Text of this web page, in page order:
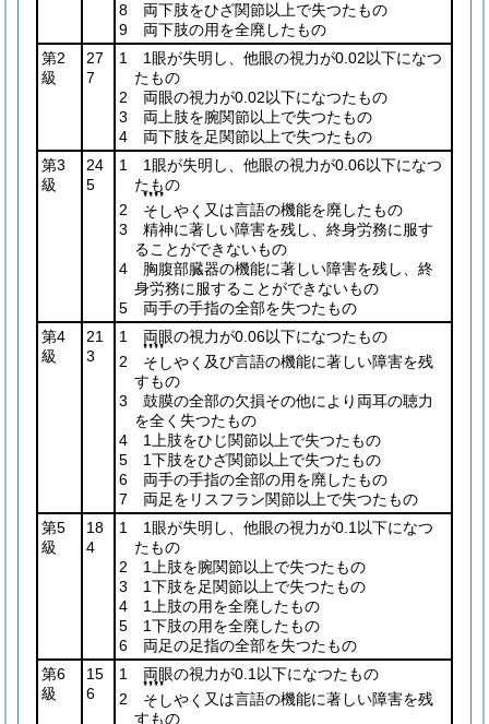
8 両下肢をひざ関節以上で失つたもの
9 両下肢の用を全廃したもの
第2
級
27
7
1 1眼が失明し、他眼の視力が0.02以下になつ
たもの
2 両眼の視力が0.02以下になつたもの
3 両上肢を腕関節以上で失つたもの
4 両下肢を足関節以上で失つたもの
第3
級
24
5
1 1眼が失明し、他眼の視力が0.06以下になつ
たもの
2 そしやく
❜❜❜❜
又は言語の機能を廃したもの
3 精神に著しい障害を残し、終身労務に服す
ることができないもの
4 胸腹部臓器の機能に著しい障害を残し、終
身労務に服することができないもの
5 両手の手指の全部を失つたもの
第4
級
21
3
1 両眼の視力が0.06以下になつたもの
2 そしやく
❜❜❜❜
及び言語の機能に著しい障害を残
すもの
3 鼓膜の全部の欠損その他により両耳の聴力
を全く失つたもの
4 1上肢をひじ関節以上で失つたもの
5 1下肢をひざ関節以上で失つたもの
6 両手の手指の全部の用を廃したもの
7 両足をリスフラン関節以上で失つたもの
第5
級
18
4
1 1眼が失明し、他眼の視力が0.1以下になつ
たもの
2 1上肢を腕関節以上で失つたもの
3 1下肢を足関節以上で失つたもの
4 1上肢の用を全廃したもの
5 1下肢の用を全廃したもの
6 両足の足指の全部を失つたもの
第6
級
15
6
1 両眼の視力が0.1以下になつたもの
2 そしやく
❜❜❜❜
又は言語の機能に著しい障害を残
すもの